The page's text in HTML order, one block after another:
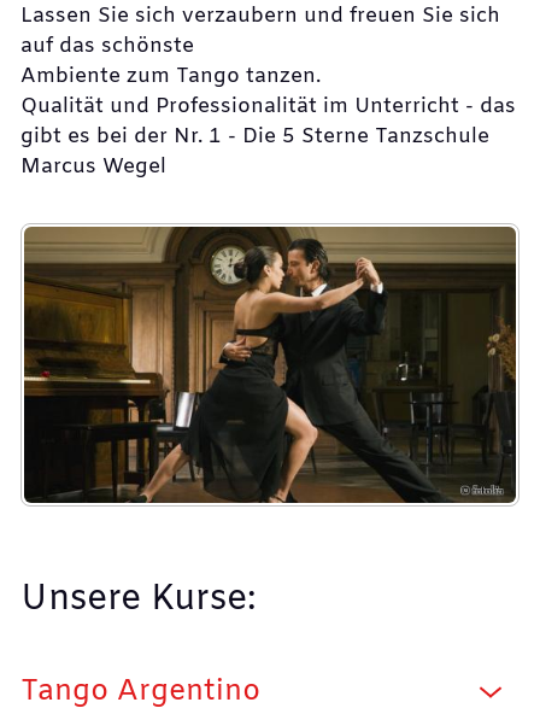
Lassen Sie sich verzaubern und freuen Sie sich
auf das schönste
Ambiente zum Tango tanzen.
Qualität und Professionalität im Unterricht - das
gibt es bei der Nr. 1 - Die 5 Sterne Tanzschule
Marcus Wegel
Unsere Kurse:
Tango Argentino